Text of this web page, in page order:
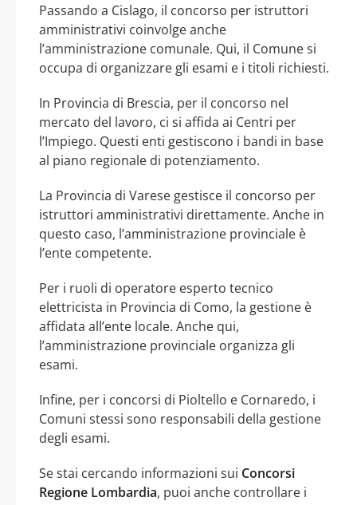
Passando a Cislago, il concorso per istruttori
amministrativi coinvolge anche
l’amministrazione comunale. Qui, il Comune si
occupa di organizzare gli esami e i titoli richiesti.
In Provincia di Brescia, per il concorso nel
mercato del lavoro, ci si affida ai Centri per
l’Impiego. Questi enti gestiscono i bandi in base
al piano regionale di potenziamento.
La Provincia di Varese gestisce il concorso per
istruttori amministrativi direttamente. Anche in
questo caso, l’amministrazione provinciale è
l’ente competente.
Per i ruoli di operatore esperto tecnico
elettricista in Provincia di Como, la gestione è
affidata all’ente locale. Anche qui,
l’amministrazione provinciale organizza gli
esami.
Infine, per i concorsi di Pioltello e Cornaredo, i
Comuni stessi sono responsabili della gestione
degli esami.
Se stai cercando informazioni sui Concorsi
Regione Lombardia, puoi anche controllare i